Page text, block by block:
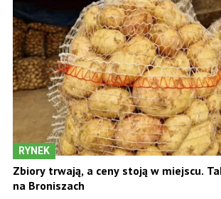
RYNEK
Zbiory trwają, a ceny stoją w miejscu.
na Broniszach